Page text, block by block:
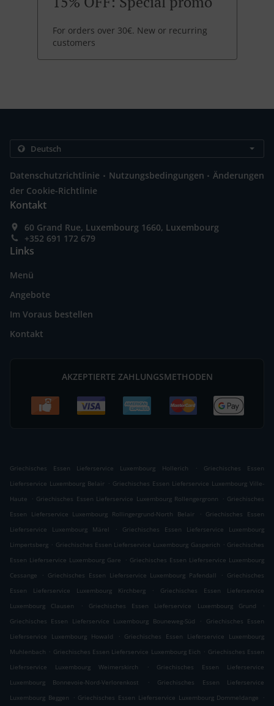
For orders over 30€. New or recurring
customers
Datenschutzrichtlinie . Nutzungsbedingungen . Änderungen
der Cookie-Richtlinie
Kontakt
60 Grand Rue, Luxembourg 1660, Luxembourg
+352 691 172 679
Links
Menü
Angebote
Im Voraus bestellen
Kontakt
AKZEPTIERTE ZAHLUNGSMETHODEN
Griechisches Essen Lieferservice Luxembourg Hollerich .
Griechisches Essen
Lieferservice Luxembourg Belair . Griechisches Essen Lieferservice Luxembourg Ville-
Haute
. Griechisches Essen Lieferservice Luxembourg Rollengergronn . Griechisches
Essen Lieferservice Luxembourg Rollingergrund-North Belair
. Griechisches Essen
Lieferservice Luxembourg Märel
.
Griechisches Essen Lieferservice Luxembourg
Limpertsberg . Griechisches Essen Lieferservice Luxembourg Gasperich . Griechisches
Essen Lieferservice Luxembourg Gare
. Griechisches Essen Lieferservice Luxembourg
Cessange
. Griechisches Essen Lieferservice Luxembourg Pafendall . Griechisches
Essen Lieferservice Luxembourg Kirchberg
.
Griechisches Essen Lieferservice
Luxembourg Clausen
. Griechisches Essen Lieferservice Luxembourg Grund
.
Griechisches Essen Lieferservice Luxembourg Bouneweg-Süd
.
Griechisches Essen
Lieferservice Luxembourg Howald
. Griechisches Essen Lieferservice Luxembourg
Muhlenbach . Griechisches Essen Lieferservice Luxembourg Eich . Griechisches Essen
Lieferservice Luxembourg Weimerskirch
.
Griechisches Essen Lieferservice
Luxembourg Bonnevoie-Nord-Verlorenkost
.
Griechisches Essen Lieferservice
Luxembourg Beggen
. Griechisches Essen Lieferservice Luxembourg Dommeldange
.